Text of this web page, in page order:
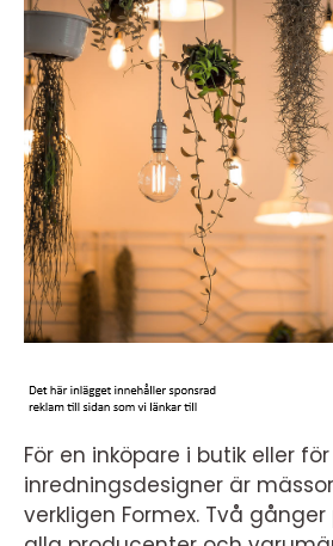
För en inköpare i butik eller
inredningsdesigner är
verkligen Formex. Två